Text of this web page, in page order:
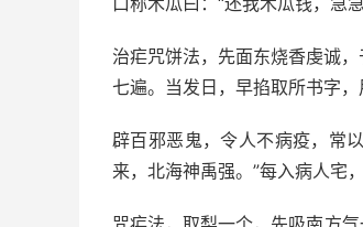
治疟咒饼法，先面东烧香虔诚
七遍。当发日，早掐取所书字
辟百邪恶鬼，令人不病疫，常
来，北海神禹强。”每入病人宅